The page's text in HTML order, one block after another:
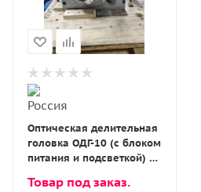
Оптическая делительная
головка ОДГ-10 (с блоком
питания и подсветкой) с
Товар под заказ.